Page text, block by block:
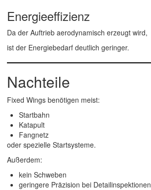
Energieeffizienz
Da der Auftrieb aerodynamisch erzeugt wird,
ist der Energiebedarf deutlich geringer.
Nachteile
Fixed Wings benötigen meist:
Startbahn
Katapult
Fangnetz
oder spezielle Startsysteme.
Außerdem:
kein Schweben
geringere Präzision bei Detailinspektionen